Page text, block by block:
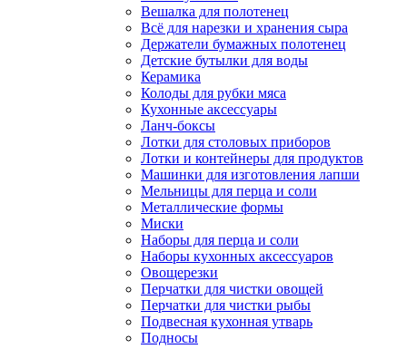
Вешалка для полотенец
Всё для нарезки и хранения сыра
Держатели бумажных полотенец
Детские бутылки для воды
Керамика
Колоды для рубки мяса
Кухонные аксессуары
Ланч-боксы
Лотки для столовых приборов
Лотки и контейнеры для продуктов
Машинки для изготовления лапши
Мельницы для перца и соли
Металлические формы
Миски
Наборы для перца и соли
Наборы кухонных аксессуаров
Овощерезки
Перчатки для чистки овощей
Перчатки для чистки рыбы
Подвесная кухонная утварь
Подносы